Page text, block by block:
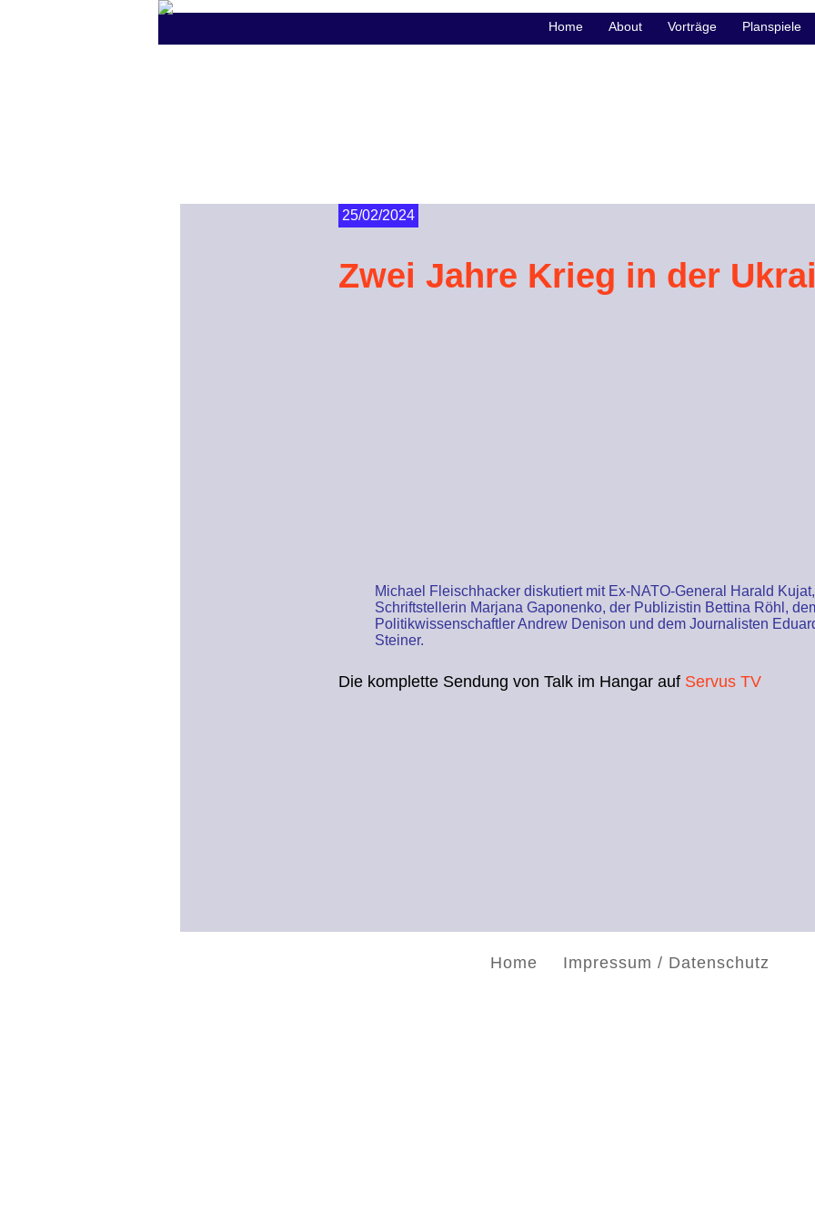
25/02/2024
Zwei Jahre Krieg in der
Michael Fleischhacker diskutiert mit Ex-NATO-General Harald
Schriftstellerin Marjana Gaponenko, der Publizistin Bettina Röhl,
Politikwissenschaftler Andrew Denison und dem Journalisten
Steiner.
Die komplette Sendung von Talk im Hangar auf Servus TV
Home Impressum / Datenschutz
Home About Vorträge Planspiele